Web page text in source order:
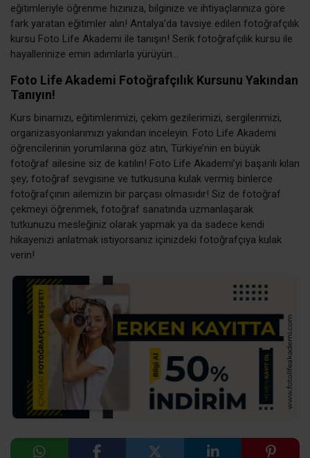
eğitimleriyle öğrenme hızınıza, bilginize ve ihtiyaçlarınıza göre
fark yaratan eğitimler alın! Antalya’da tavsiye edilen fotoğrafçılık
kursu Foto Life Akademi ile tanışın! Serik fotoğrafçılık kursu ile
hayallerinize emin adımlarla yürüyün…
Foto Life Akademi Fotoğrafçılık Kursunu Yakından
Tanıyın!
Kurs binamızı, eğitimlerimizi, çekim gezilerimizi, sergilerimizi,
organizasyonlarımızı yakından inceleyin. Foto Life Akademi
öğrencilerinin yorumlarına göz atın, Türkiye’nin en büyük
fotoğraf ailesine siz de katılın! Foto Life Akademi’yi başarılı kılan
şey; fotoğraf sevgisine ve tutkusuna kulak vermiş binlerce
fotoğrafçının ailemizin bir parçası olmasıdır! Siz de fotoğraf
çekmeyi öğrenmek, fotoğraf sanatında uzmanlaşarak
tutkunuzu mesleğiniz olarak yapmak ya da sadece kendi
hikayenizi anlatmak istiyorsanız içinizdeki fotoğrafçıya kulak
verin!